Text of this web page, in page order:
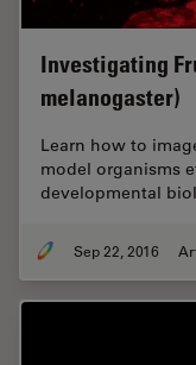
Investigating
melanogaster)
Learn how to
model organisms
developmental
Sep 22, 2016